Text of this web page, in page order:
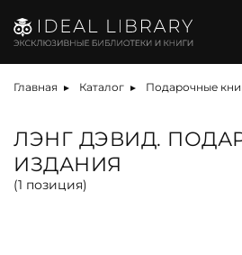
Главная Каталог Подарочные
ЛЭНГ ДЭВИД.
ИЗДАНИЯ
(1 позиция)
Цена, ₽
Вид